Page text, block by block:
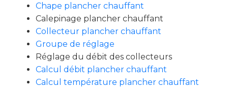
Chape plancher chauffant
Calepinage plancher chauffant
Collecteur plancher chauffant
Groupe de réglage
Réglage du débit des collecteurs
Calcul débit plancher chauffant
Calcul température plancher chauffant